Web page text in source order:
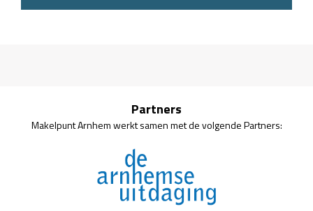
Partners
Makelpunt Arnhem werkt samen met de volgende Partners: